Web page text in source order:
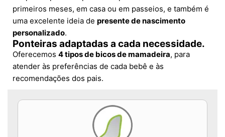
primeiros meses, em casa ou em passeios, e também é
uma excelente ideia de presente de nascimento
personalizado.
Ponteiras adaptadas a cada necessidade.
Oferecemos 4 tipos de bicos de mamadeira, para
atender às preferências de cada bebê e às
recomendações dos pais.